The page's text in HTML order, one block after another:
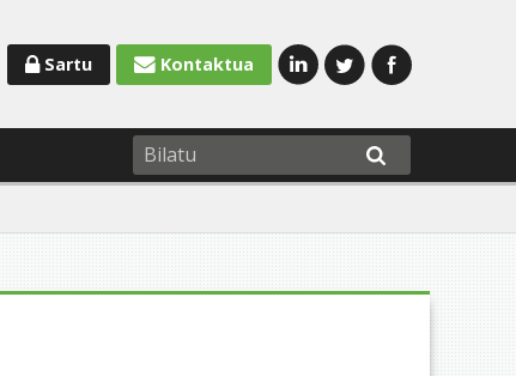
Kontaktua
Sartu